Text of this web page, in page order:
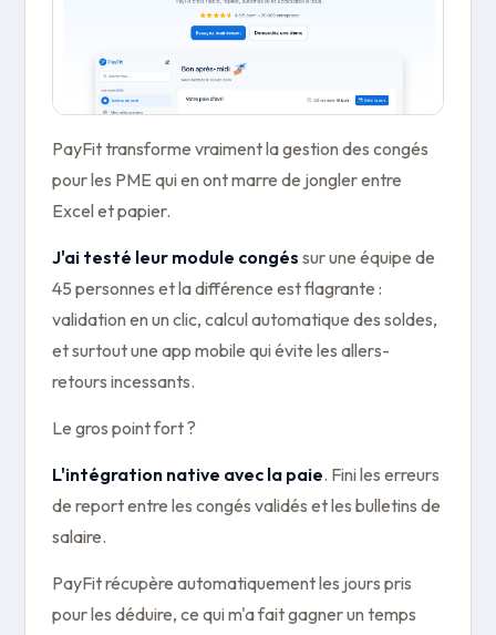
PayFit transforme vraiment la gestion des congés
pour les PME qui en ont marre de jongler entre
Excel et papier.
J'ai testé leur module congés sur une équipe de
45 personnes et la différence est flagrante :
validation en un clic, calcul automatique des soldes,
et surtout une app mobile qui évite les allers-
retours incessants.
Le gros point fort ?
L'intégration native avec la paie. Fini les erreurs
de report entre les congés validés et les bulletins de
salaire.
PayFit récupère automatiquement les jours pris
pour les déduire, ce qui m'a fait gagner un temps